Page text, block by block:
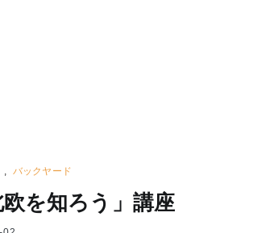
, バックヤード
を知ろう」講座